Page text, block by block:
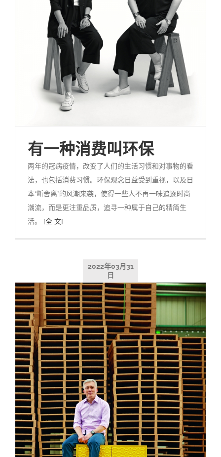
有一种消费叫环保
两年的冠病疫情，改变了人们的生活习惯和对事物的看
法，也包括消费习惯。环保观念日益受到重视，以及日
本“断舍离”的风潮来袭，使得一些人不再一味追逐时尚
潮流，而是更注重品质，追寻一种属于自己的精简生
活。 [全 文]
2022年03月31
日